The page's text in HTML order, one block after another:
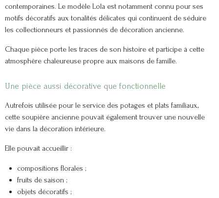
contemporaines. Le modèle Lola est notamment connu pour ses
motifs décoratifs aux tonalités délicates qui continuent de séduire
les collectionneurs et passionnés de décoration ancienne.
Chaque pièce porte les traces de son histoire et participe à cette
atmosphère chaleureuse propre aux maisons de famille.
Une pièce aussi décorative que fonctionnelle
Autrefois utilisée pour le service des potages et plats familiaux,
cette soupière ancienne pouvait également trouver une nouvelle
vie dans la décoration intérieure.
Elle pouvait accueillir :
compositions florales ;
fruits de saison ;
objets décoratifs ;